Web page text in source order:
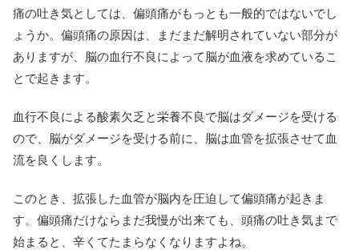
痛の吐き気としては、偏頭痛がもっとも一般的ではないでし
ょうか。偏頭痛の原因は、まだまだ解明されていない部分が
ありますが、脳の血行不良によって脳が血液を求めているこ
とで起きます。
血行不良による酸素欠乏と栄養不良で脳はダメージを受ける
ので、脳がダメージを受ける前に、脳は血管を拡張させて血
流を良くします。
このとき、拡張した血管が脳内を圧迫して偏頭痛が起きま
す。偏頭痛だけならまだ我慢が出来ても、頭痛の吐き気まで
始まると、辛くてたまらなくなりますよね。